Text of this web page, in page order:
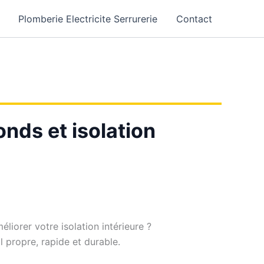
Plomberie Electricite Serrurerie Contact
et isolation
votre isolation intérieure ?
propre, rapide et durable.